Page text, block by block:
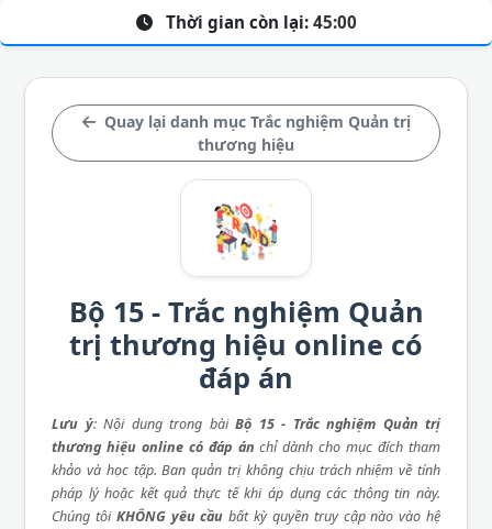
Quay lại danh mục Trắc nghiệm Quản trị
thương hiệu
Bộ 15 - Trắc nghiệm Quản
trị thương hiệu online có
đáp án
Lưu ý: Nội dung trong bài Bộ 15 - Trắc nghiệm Quản trị
thương hiệu online có đáp án chỉ dành cho mục đích tham
khảo và học tập. Ban quản trị không chịu trách nhiệm về tính
pháp lý hoặc kết quả thực tế khi áp dụng các thông tin này.
Chúng tôi KHÔNG yêu cầu bất kỳ quyền truy cập nào vào hệ
Thời gian còn lại: 45:00